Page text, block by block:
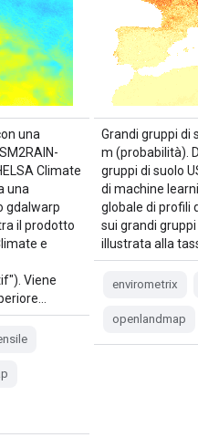
una
Climate
una
gdalwarp
il prodotto
e
Viene
Grandi gruppi di
m (probabilità).
gruppi di suolo
di machine
globale di profili
sui grandi
illustrata alla
envirometrix
openlandmap